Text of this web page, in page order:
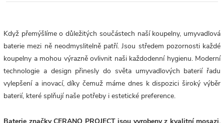
Když přemýšlíme o důležitých součástech naší koupelny, umyvadlová
baterie mezi ně neodmyslitelně patří. Jsou středem pozornosti každé
koupelny a mohou výrazně ovlivnit naši každodenní hygienu. Moderní
technologie a design přinesly do světa umyvadlových baterií řadu
vylepšení a inovací, díky čemuž máme dnes k dispozici široký výběr
baterií, které splňují naše potřeby i estetické preference.
Baterie značky CERANO PROJECT jsou vyrobeny z kvalitní mosazi,